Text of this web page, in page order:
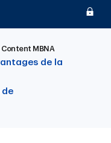
Content MBNA
de la
de